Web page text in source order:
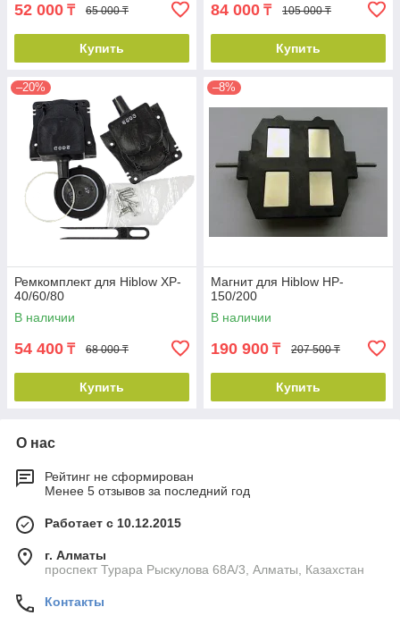
52 000 ₸ 65 000 ₸
Купить
84 000 ₸ 105 000 ₸
Купить
–20%
Ремкомплект для Hiblow XP-
40/60/80
В наличии
54 400 ₸ 68 000 ₸
Купить
–8%
Магнит для Hiblow HP-
150/200
В наличии
190 900 ₸ 207 500 ₸
Купить
О нас
Рейтинг не сформирован
Менее 5 отзывов за последний год
Работает с 10.12.2015
г. Алматы
проспект Турара Рыскулова 68А/3, Алматы, Казахстан
Контакты